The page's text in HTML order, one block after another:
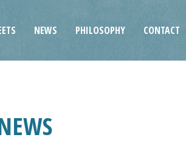
NEWS PHILOSOPHY CONTACT